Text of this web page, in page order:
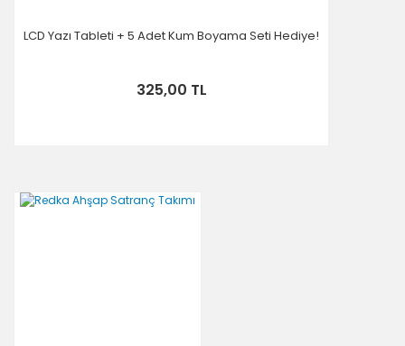
LCD Yazı Tableti + 5 Adet Kum Boyama Seti Hediye!
325,00 TL